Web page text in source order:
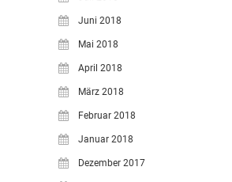
Juni 2018
Mai 2018
April 2018
März 2018
Februar 2018
Januar 2018
Dezember 2017